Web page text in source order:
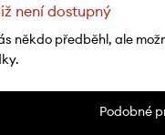
není dostupný
někdo předběhl, ale
Podobné